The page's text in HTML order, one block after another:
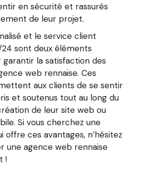
en sécurité et rassurés
de leur projet.
et le service client
sont deux éléments
garantir la satisfaction des
web rennaise. Ces
aux clients de se sentir
et soutenus tout au long du
de leur site web ou
Si vous cherchez une
offre ces avantages, n’hésitez
une agence web rennaise
!